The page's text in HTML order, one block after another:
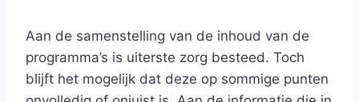
Aan de samenstelling van de inhoud van de
programma’s is uiterste zorg besteed. Toch
blijft het mogelijk dat deze op sommige punten